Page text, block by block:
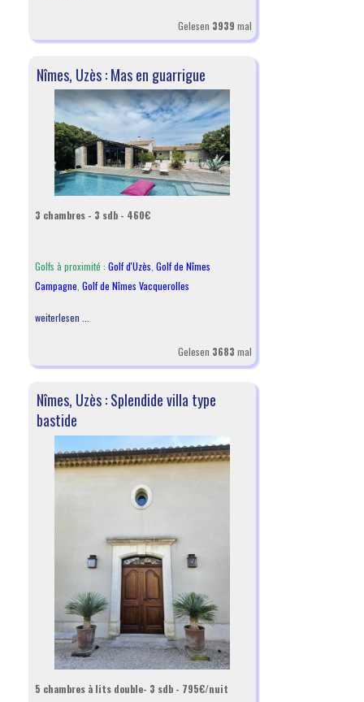
Gelesen 3939 mal
Nîmes, Uzès : Mas en guarrigue
3 chambres - 3 sdb - 460€
Golfs à proximité : Golf d'Uzès Golf de Nîmes
Campagne Golf de Nîmes Vacquerolles
weiterlesen ...
Gelesen 3683 mal
Nîmes, Uzès : Splendide villa type
bastide
5 chambres à lits double- 3 sdb - 795€/nuit